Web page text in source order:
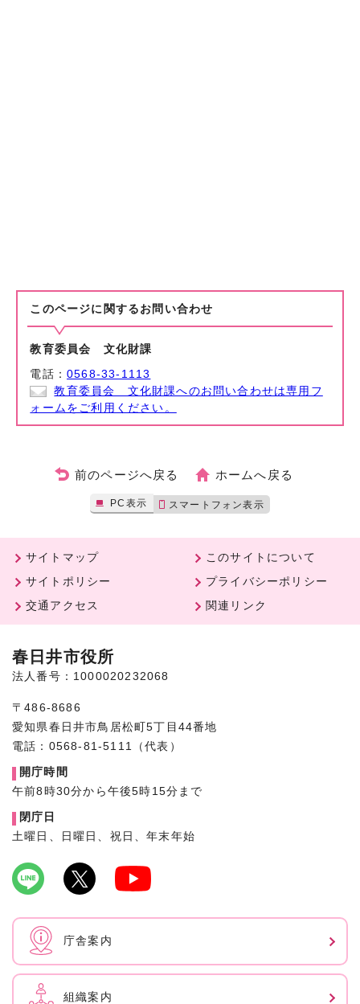
このページに関する お問い合わせ
教育委員会 文化財課
電話：0568-33-1113
教育委員会 文化財課へのお問い合わせは専用フ
ォームをご利用ください。
前のページへ戻る ホームへ戻る
PC表示 スマートフォン表示
サイトマップ
このサイトについて
サイトポリシー
プライバシーポリシー
交通アクセス
関連リンク
春日井市役所
法人番号：1000020232068
〒486-8686
愛知県春日井市鳥居松町5丁目44番地
電話：0568-81-5111（代表）
開庁時間
午前8時30分から午後5時15分まで
閉庁日
土曜日、日曜日、祝日、年末年始
庁舎案内
組織案内